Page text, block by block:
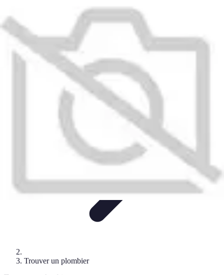
Astuces et Conseils
Choisir un Plombier
plomberie
Conseils Pratiques
Plombier Disponible
Trouver un plombier